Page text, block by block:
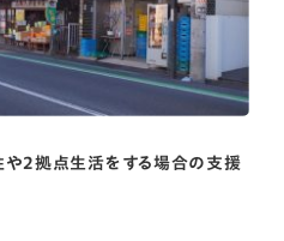
や2拠点生活をする場合の支援